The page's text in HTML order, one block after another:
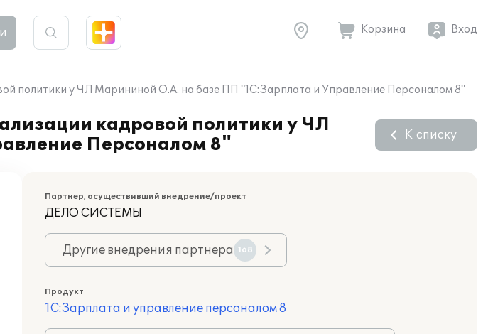
Корзина Вход
политики у ЧЛ Марининой О.А. на базе ПП "1С:Зарплата и Управление Персоналом 8"
кадровой политики у ЧЛ
Персоналом 8"
К списку
Партнер, осуществивший внедрение/проект
ДЕЛО СИСТЕМЫ
Другие внедрения партнера 168
Продукт
1С:Зарплата и управление персоналом 8